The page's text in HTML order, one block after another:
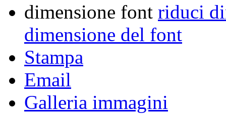
dimensione font riduci
dimensione del font
Stampa
Email
Galleria immagini